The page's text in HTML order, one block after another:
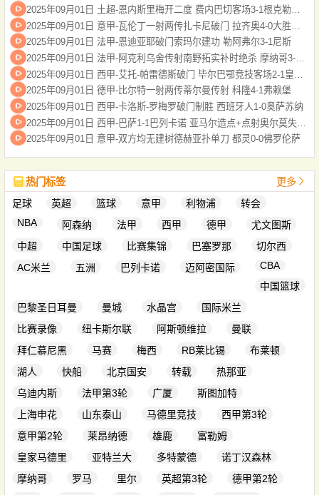
2025年09月01日 法甲-恩迪亚耶破门索玛尔建功 勒阿弗尔3-1尼斯
2025年09月01日 德甲-比尔特一射两传蒂尔曼传射 科隆4-1弗赖堡
2025年09月01日 西甲-卡洛斯-罗梅罗破门制胜 西班牙人1-0奥萨苏纳
2025年09月01日 意甲-双方均无建树德赫亚扑单刀 都灵0-0佛罗伦萨
热门标签
更多
足球
英超 篮球 意甲 利物浦
转会
NBA
阿森纳 法甲 西甲 德甲
尤文图斯
中超
中国足球 比赛集锦 巴塞罗那
切尔西
AC米兰
五洲 巴列卡诺 迈阿密国际
CBA
中国篮球
巴黎圣日耳曼
曼城 水晶宫
国际米兰
比赛录像
纽卡斯尔联 阿斯顿维拉
曼联
拜仁慕尼黑
马赛 梅西 RB莱比锡
布莱顿
湖人
快船 北京国安 转载
热那亚
乌迪内斯
法甲第3轮 广厦
斯图加特
上海申花
山东泰山 马德里竞技
西甲第3轮
意甲第2轮
莱昂纳德 雄鹿
富勒姆
皇家马德里
亚特兰大 多特蒙德
诺丁汉森林
摩纳哥
罗马 里尔 英超第3轮
德甲第2轮